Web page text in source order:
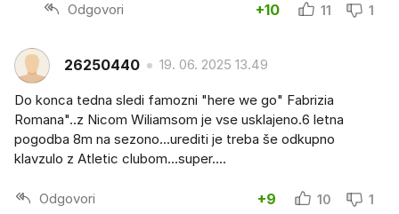
Odgovori +10 11 1
26250440 19. 06. 2025 13.49
Do konca tedna sledi famozni "here we go" Fabrizia
Romana"..z Nicom Wiliamsom je vse usklajeno.6 letna
pogodba 8m na sezono...urediti je treba še odkupno
klavzulo z Atletic clubom...super....
Odgovori +9 10 1